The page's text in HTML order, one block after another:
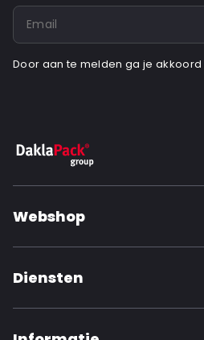
Door aan te melden ga je
Webshop
Diensten